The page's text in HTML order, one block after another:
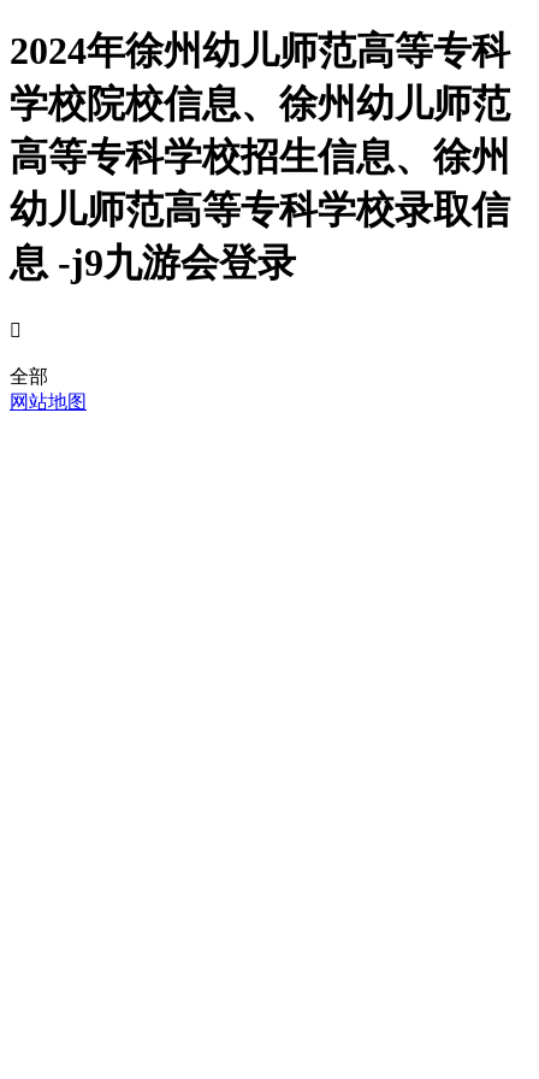
2024年徐州幼儿师范高等专科
学校院校信息、徐州幼儿师范
高等专科学校招生信息、徐州
幼儿师范高等专科学校录取信
息 -j9九游会登录

全部
网站地图